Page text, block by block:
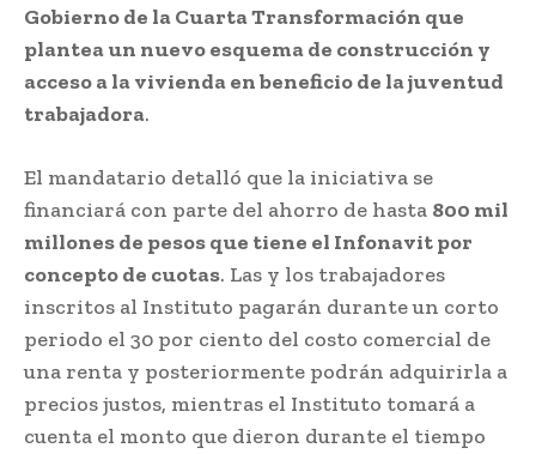
Gobierno de la Cuarta Transformación que
plantea un nuevo esquema de construcción y
acceso a la vivienda en beneficio de la juventud
trabajadora.
El mandatario detalló que la iniciativa se
financiará con parte del ahorro de hasta 800 mil
millones de pesos que tiene el Infonavit por
concepto de cuotas. Las y los trabajadores
inscritos al Instituto pagarán durante un corto
periodo el 30 por ciento del costo comercial de
una renta y posteriormente podrán adquirirla a
precios justos, mientras el Instituto tomará a
cuenta el monto que dieron durante el tiempo